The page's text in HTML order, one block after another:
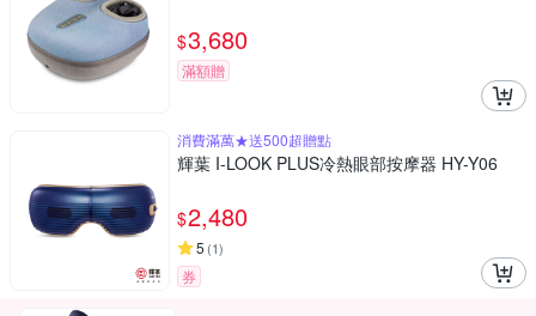
$3,680
滿額贈
消費滿萬★送500超贈點
輝葉 I-LOOK PLUS冷熱眼部按摩器 HY-Y06
$2,480
5 (1)
券